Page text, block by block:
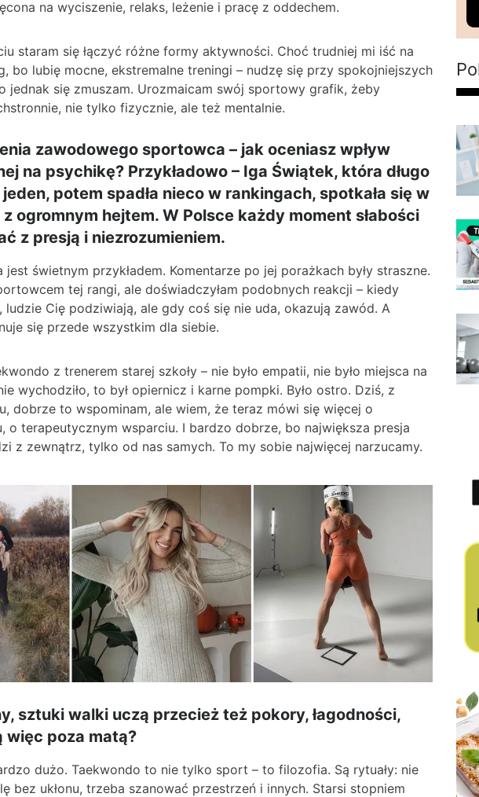
na wyciszenie, relaks, leżenie i pracę z oddechem.
staram się łączyć różne formy aktywności. Choć trudniej mi iść na
bo lubię mocne, ekstremalne treningi – nudzę się przy spokojniejszych
jednak się zmuszam. Urozmaicam swój sportowy grafik, żeby
nie tylko fizycznie, ale też mentalnie.
zawodowego sportowca – jak oceniasz wpływ
na psychikę? Przykładowo – Iga Świątek, która długo
jeden, potem spadła nieco w rankingach, spotkała się w
ogromnym hejtem. W Polsce każdy moment słabości
z presją i niezrozumieniem.
jest świetnym przykładem. Komentarze po jej porażkach były straszne.
tej rangi, ale doświadczyłam podobnych reakcji – kiedy
ludzie Cię podziwiają, ale gdy coś się nie uda, okazują zawód. A
się przede wszystkim dla siebie.
z trenerem starej szkoły – nie było empatii, nie było miejsca na
wychodziło, to był opiernicz i karne pompki. Było ostro. Dziś, z
dobrze to wspominam, ale wiem, że teraz mówi się więcej o
o terapeutycznym wsparciu. I bardzo dobrze, bo największa presja
z zewnątrz, tylko od nas samych. To my sobie najwięcej narzucamy.
sztuki walki uczą przecież też pokory, łagodności,
więc poza matą?
dużo. Taekwondo to nie tylko sport – to filozofia. Są rytuały: nie
bez ukłonu, trzeba szanować przestrzeń i innych. Starsi stopniem